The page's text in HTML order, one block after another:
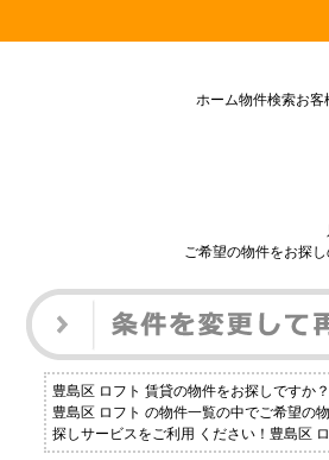
ホーム物件検索お客
ご希望の物件をお探
豊島区 ロフト 賃貸の物件をお探しですか
豊島区 ロフト の物件一覧の中でご希望の
探しサービスをご利用 ください！豊島区